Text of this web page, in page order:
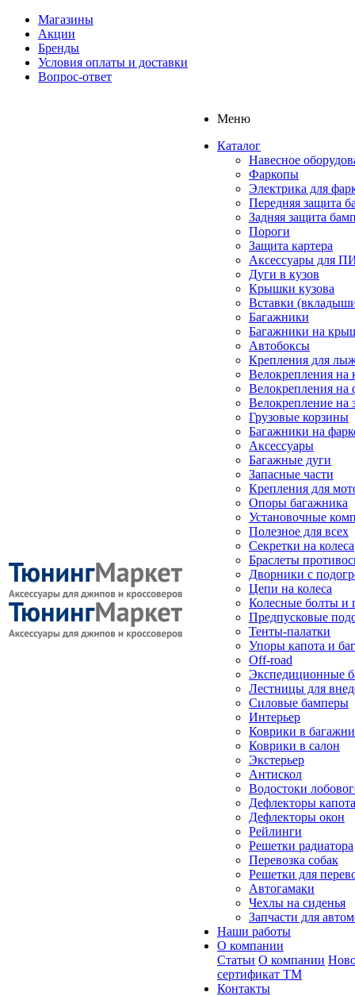
Магазины
Акции
Бренды
Условия оплаты и доставки
Вопрос-ответ
Меню
Каталог
Навесное
Фаркопы
Электрика для
Передняя защита
Задняя защита
Пороги
Защита картера
Аксессуары для
Дуги в кузов
Крышки кузова
Вставки
Багажники
Багажники на
Автобоксы
Крепления для
Велокрепления
Велокрепления на
Велокрепление на
Грузовые корзины
Багажники на
Аксессуары
Багажные дуги
Запасные части
Крепления для
Опоры багажника
Установочные
Полезное для всех
Секретки на колеса
Браслеты
Дворники с
Цепи на колеса
Колесные болты и
Предпусковые
Тенты-палатки
Упоры капота и
Off-road
Экспедиционные
Лестницы для
Силовые бамперы
Интерьер
Коврики в
Коврики в салон
Экстерьер
Антискол
Водостоки
Дефлекторы капота
Дефлекторы окон
Рейлинги
Решетки радиатора
Перевозка собак
Решетки для
Автогамаки
Чехлы на сиденья
Запчасти для
Наши работы
О компании
Статьи О компании
сертификат ТМ
Контакты